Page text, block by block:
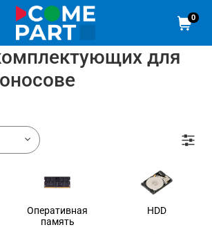
0
для
Оперативная
память
HDD